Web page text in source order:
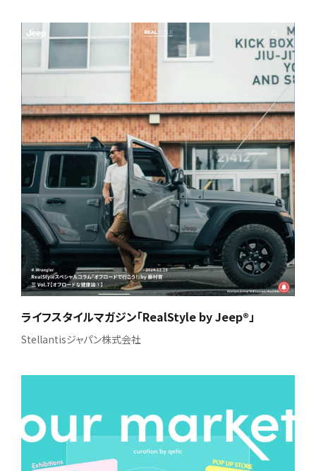
ライフスタイルマガジン「RealStyle by Jeep®」
Stellantisジャパン株式会社